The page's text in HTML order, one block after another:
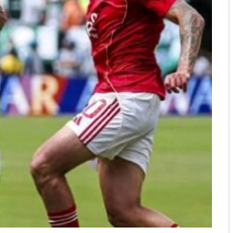
Shack (iPhone)
02:55
7
(iPhone)
02:55
(iPhone)
02:55